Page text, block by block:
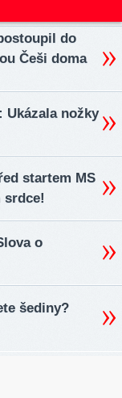
do
Češi doma
Ukázala nožky
startem MS
srdce!
o
šediny?